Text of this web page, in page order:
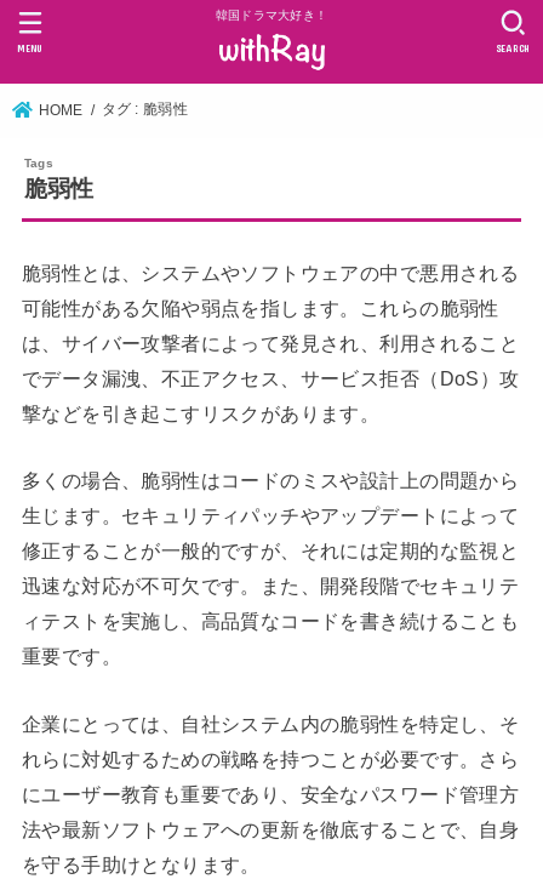
韓国ドラマ大好き！
SEARCH
MENU
HOME タグ : 脆弱性
脆弱性
脆弱性とは、システムやソフトウェアの中で悪用される
可能性がある欠陥や弱点を指します。これらの脆弱性
は、サイバー攻撃者によって発見され、利用されること
でデータ漏洩、不正アクセス、サービス拒否（DoS）攻
撃などを引き起こすリスクがあります。
多くの場合、脆弱性はコードのミスや設計上の問題から
生じます。セキュリティパッチやアップデートによって
修正することが一般的ですが、それには定期的な監視と
迅速な対応が不可欠です。また、開発段階でセキュリテ
ィテストを実施し、高品質なコードを書き続けることも
重要です。
企業にとっては、自社システム内の脆弱性を特定し、そ
れらに対処するための戦略を持つことが必要です。さら
にユーザー教育も重要であり、安全なパスワード管理方
法や最新ソフトウェアへの更新を徹底することで、自身
を守る手助けとなります。